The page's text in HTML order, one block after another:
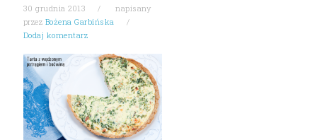
30 grudnia 2013
napisany
przez Bożena Garbińska
Dodaj komentarz